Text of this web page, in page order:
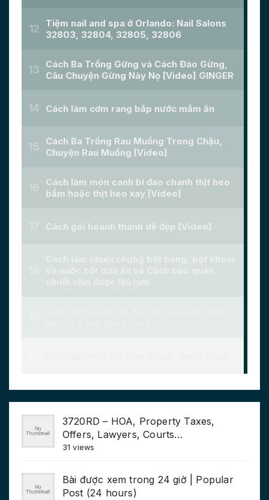
3720RD – HOA, Property Taxes,
Offers, Lawyers, Courts…
31 views
Bài được xem trong 24 giờ | Popular
Post (24 hours)